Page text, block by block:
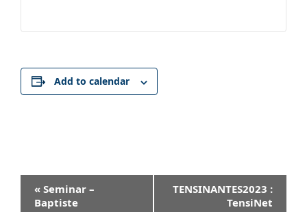
Add to calendar
Navigation
« Seminar –
Baptiste
TENSINANTES2023 :
TensiNet